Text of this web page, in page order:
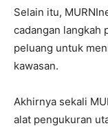
Selain itu,
cadangan langkah
peluang untuk
kawasan.
Akhirnya sekali
alat pengukuran